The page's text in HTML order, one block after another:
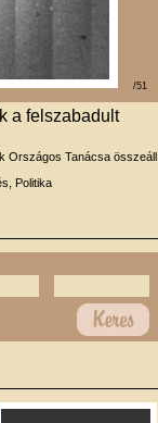
/51
a felszabadult
Országos Tanácsa összeáll.
Politika